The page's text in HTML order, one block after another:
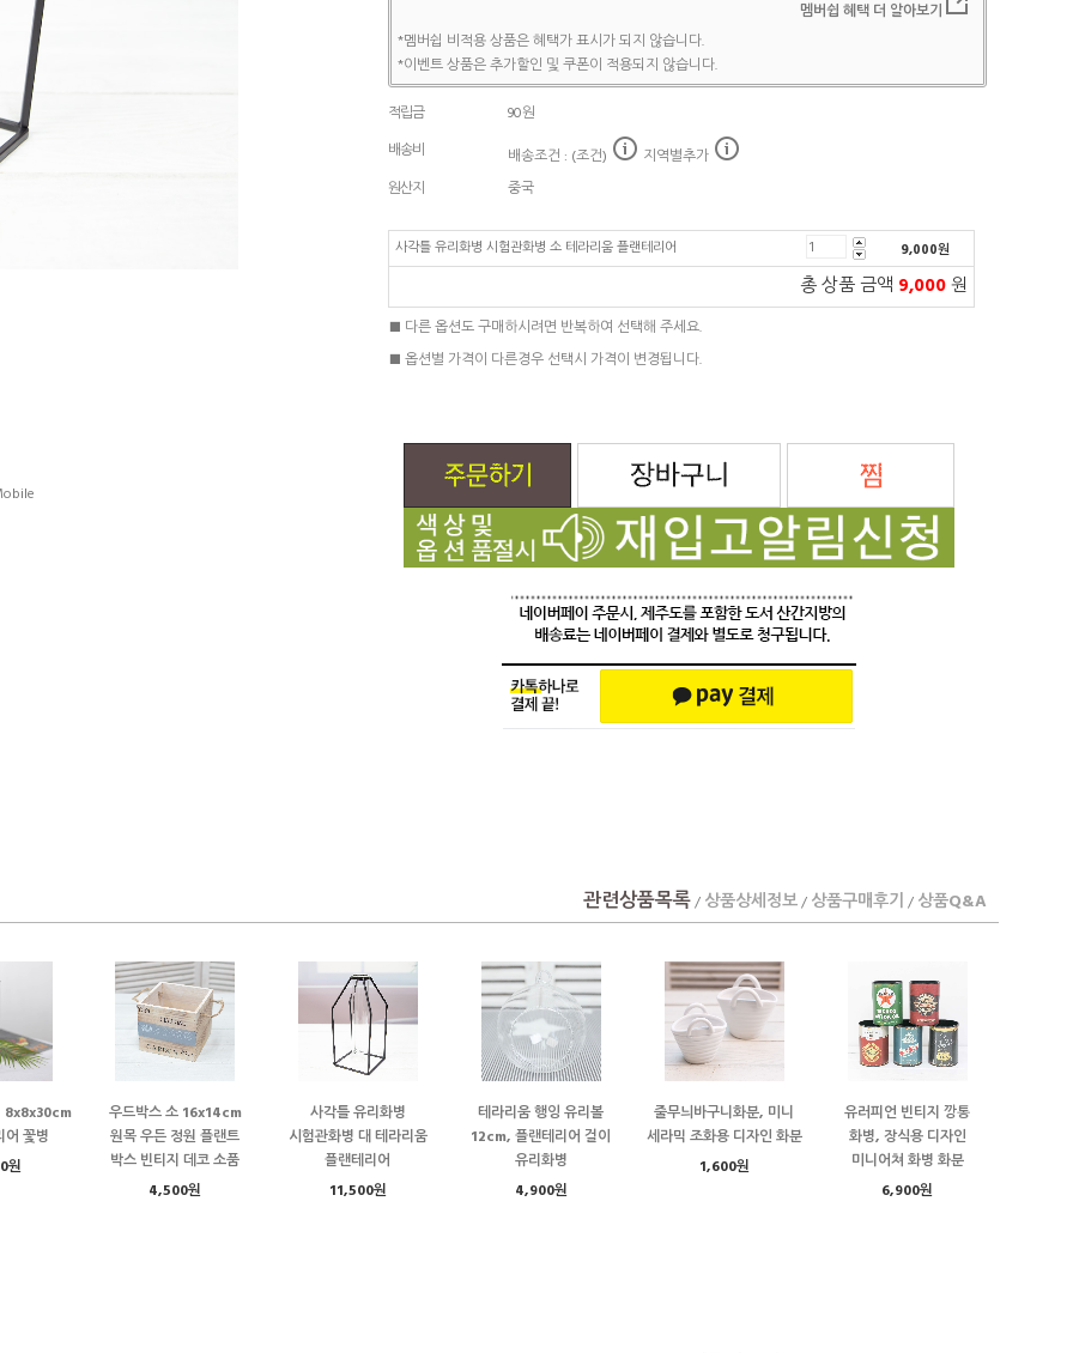
멤버쉽 혜택 더 알아보기
*멤버쉽 비적용 상품은 혜택가 표시가 되지 않습니다.
*이벤트 상품은 추가할인 및 쿠폰이 적용되지 않습니다.
적립금
90원
배송비
배송조건 : (조건)
지역별추가
원산지
중국
사각틀 유리화병 시험관화병 소 테라리움 플랜테리어 9,000원
총 상품 금액 9,000원
■ 다른 옵션도 구매하시려면 반복하여 선택해 주세요.
■ 옵션별 가격이 다른경우 선택시 가격이 변경됩니다.
관련상품목록/ 상품상세정보/ 상품구매후기 / 상품Q&A
8x8x30cm
어 꽃병
원
우드박스 소 16x14cm
원목 우든 정원 플랜트
박스 빈티지 데코 소품
4,500원
사각틀 유리화병
시험관화병 대 테라리움
플랜테리어
11,500원
테라리움 행잉 유리볼
12cm, 플랜테리어 걸이
유리화병
4,900원
줄무늬바구니화분, 미니
세라믹 조화용 디자인 화분
1,600원
유러피언 빈티지 깡통
화병, 장식용 디자인
미니어쳐 화병 화분
6,900원